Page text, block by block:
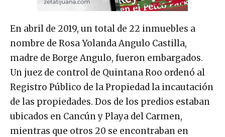
En abril de 2019, un total de 22 inmuebles a
nombre de Rosa Yolanda Angulo Castilla,
madre de Borge Angulo, fueron embargados.
Un juez de control de Quintana Roo ordenó al
Registro Público de la Propiedad la incautación
de las propiedades. Dos de los predios estaban
ubicados en Cancún y Playa del Carmen,
mientras que otros 20 se encontraban en